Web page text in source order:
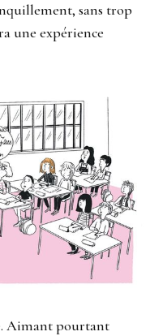
sans trop
une expérience
Aimant pourtant